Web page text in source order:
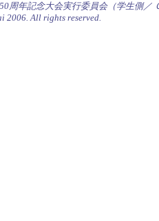
周年記念大会実行委員会（学生側／
2006. All rights reserved.